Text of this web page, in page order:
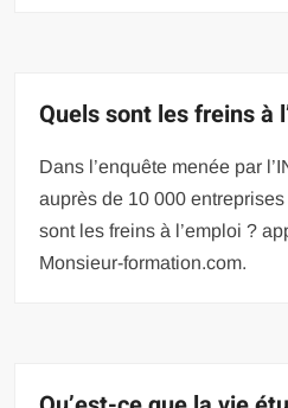
Quels sont les freins à
Dans l’enquête menée par
auprès de 10 000
sont les freins à l’emploi ?
Monsieur-formation.com.